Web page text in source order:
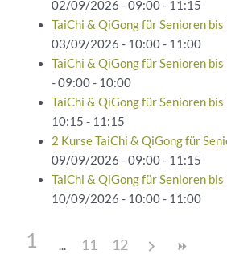
02/09/2026 - 09:00 - 11:15
TaiChi & QiGong für Senioren
03/09/2026 - 10:00 - 11:00
TaiChi & QiGong für Senioren
- 09:00 - 10:00
TaiChi & QiGong für Senioren
10:15 - 11:15
2 Kurse TaiChi & QiGong für
09/09/2026 - 09:00 - 11:15
TaiChi & QiGong für Senioren
10/09/2026 - 10:00 - 11:00
1 11 12